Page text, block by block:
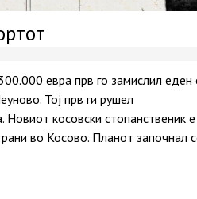
евра прв го замислил еден
Тој прв ги рушел
Новиот косовски стопанственик е
во Косово. Планот започнал